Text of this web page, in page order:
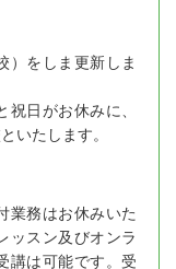
）をしま更新しま
日がお休みに、
いたします。
業務はお休みいた
ッスン及びオンラ
講は可能です。受